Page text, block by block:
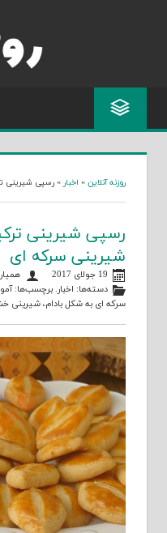
روزنه آنلاین » اخبار » رسپی شیرینی
رسپی شیرینی
شیرینی سرکه ای
19 جولای 2017
دسته‌ها: اخبار. برچسب‌ها:
سرکه ای به شکل بادام، شیرینی